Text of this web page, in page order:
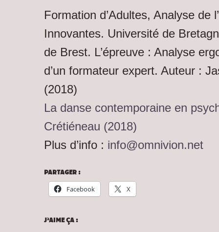
Formation d’Adultes, Analyse de
Innovantes. Université de
de Brest. L’épreuve : Analyse
d’un formateur expert. Auteur :
(2018)
La danse contemporaine en
Crétiéneau (2018)
Plus d’info : info@omnivion.net
PARTAGER :
Facebook
X
J’AIME ÇA :